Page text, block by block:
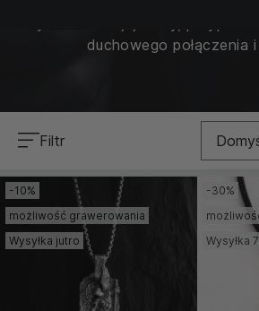
duchowego połączenia
Filtr
-10%
możliwość grawerowania
Wysyłka jutro
-30%
Wysyłka